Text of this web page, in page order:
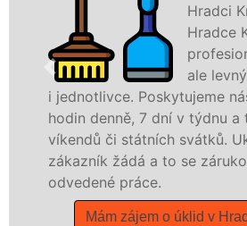
Hradci Králové a okolí
Hradce Králové
profesionální, kvalitní,
ale levný úklid pro firmy
Poskytujeme náš servis 24
7 dní v týdnu a to i během
státních svátků. Uklidíme vše, co
žádá a to se zárukou kvalitně
práce.
zájem o úklid v Hradci Králové